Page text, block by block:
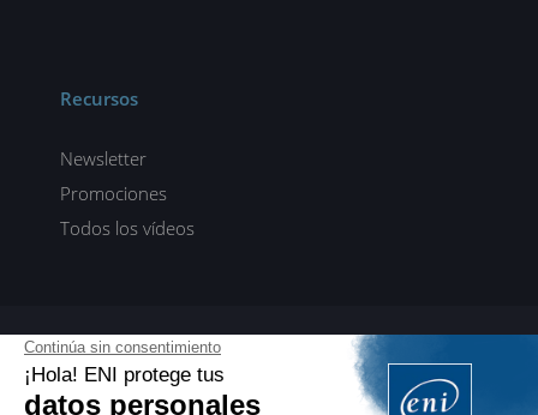
Recursos
Newsletter
Promociones
Todos los vídeos
ENI elearning
E-formaciones en 5 idiomas